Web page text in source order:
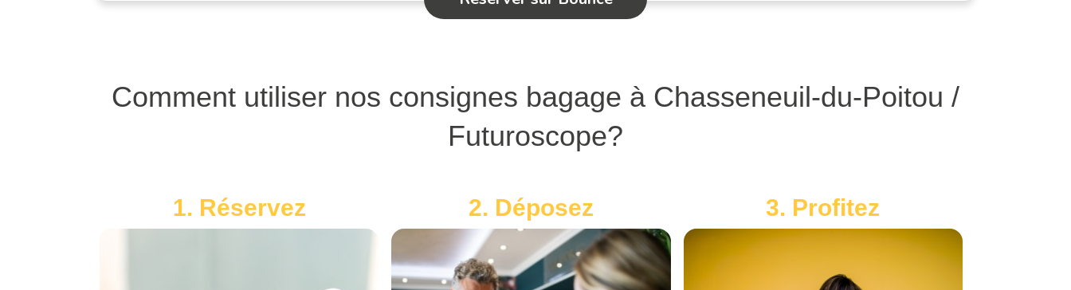
Comment utiliser nos consignes bagage à Chasseneuil-du-Poitou /
Futuroscope?
1. Réservez 2. Déposez 3. Profitez